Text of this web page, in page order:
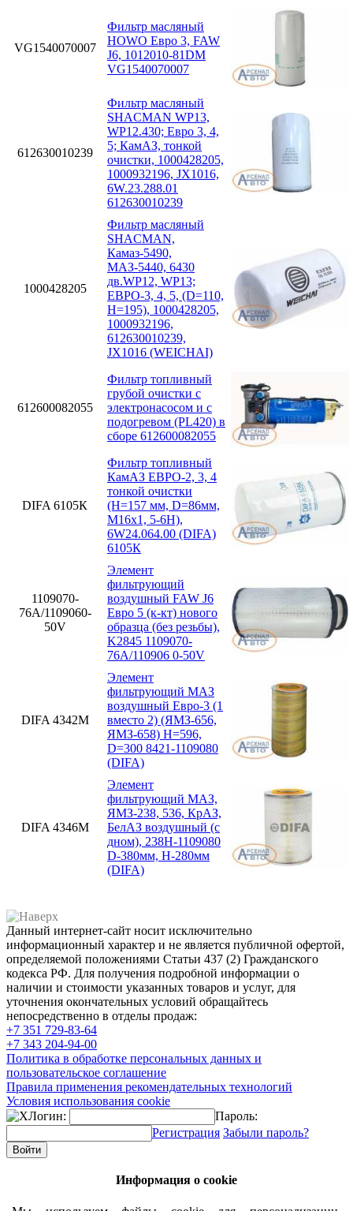
VG1540070007
Фильтр масляный
HOWO Евро 3, FAW
J6, 1012010-81DM
VG1540070007
612630010239
Фильтр масляный
SHACMAN WP13,
WP12.430; Eвро 3, 4,
5; КамАЗ, тонкой
очистки, 1000428205,
1000932196, JX1016,
6W.23.288.01
612630010239
1000428205
Фильтр масляный
SHACMAN,
Камаз-5490,
МАЗ-5440, 6430
дв.WP12, WP13;
ЕВРО-3, 4, 5, (D=110,
H=195), 1000428205,
1000932196,
612630010239,
JX1016 (WEICHAI)
612600082055
Фильтр топливный
грубой очистки с
электронасосом и с
подогревом (PL420) в
сборе 612600082055
DIFA 6105К
Фильтр топливный
КамАЗ ЕВРО-2, 3, 4
тонкой очистки
(H=157 мм, D=86мм,
M16x1, 5-6H),
6W24.064.00 (DIFA)
6105К
1109070-
76А/1109060-
50V
Элемент
фильтрующий
воздушный FAW J6
Евро 5 (к-кт) нового
образца (без резьбы),
K2845 1109070-
76А/110906 0-50V
DIFA 4342М
Элемент
фильтрующий МАЗ
воздушный Евро-3 (1
вместо 2) (ЯМЗ-656,
ЯМЗ-658) H=596,
D=300 8421-1109080
(DIFA)
DIFA 4346М
Элемент
фильтрующий МАЗ,
ЯМЗ-238, 536, КрАЗ,
БелАЗ воздушный (с
дном), 238Н-1109080
D-380мм, H-280мм
(DIFA)
Данный интернет-сайт носит исключительно
информационный характер и не является публичной офертой,
определяемой положениями Статьи 437 (2) Гражданского
кодекса РФ. Для получения подробной информации о
наличии и стоимости указанных товаров и услуг, для
уточнения окончательных условий обращайтесь
непосредственно в отделы продаж:
+7 351 729-83-64
+7 343 204-94-00
Политика в обработке персональных данных и
пользовательское соглашение
Правила применения рекомендательных технологий
Условия использования cookie
Логин:
Пароль:
Регистрация Забыли пароль?
Информация о cookie